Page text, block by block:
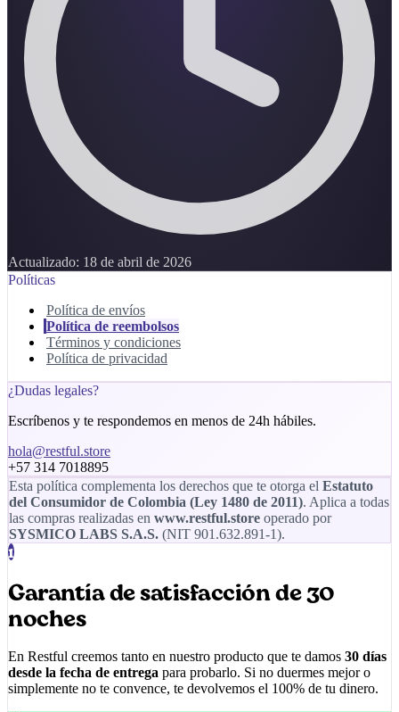
Actualizado: 18 de abril de 2026
Políticas
Política de envíos
Política de reembolsos
Términos y condiciones
Política de privacidad
¿Dudas legales?
Escríbenos y te respondemos en menos de 24h hábiles.
hola@restful.store
+57 314 7018895
Esta política complementa los derechos que te otorga el Estatuto
del Consumidor de Colombia (Ley 1480 de 2011). Aplica a todas
las compras realizadas en www.restful.store operado por
SYSMICO LABS S.A.S. (NIT 901.632.891-1).
1
Garantía de satisfacción de 30
noches
En Restful creemos tanto en nuestro producto que te damos 30 días
desde la fecha de entrega para probarlo. Si no duermes mejor o
simplemente no te convence, te devolvemos el 100% de tu dinero.